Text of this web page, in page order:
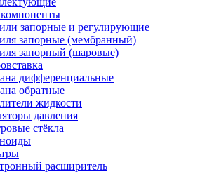
запорные и регулирующие
запорные (мембранный)
запорный (шаровые)
дифференциальные
обратные
жидкости
давления
стёкла
расширитель